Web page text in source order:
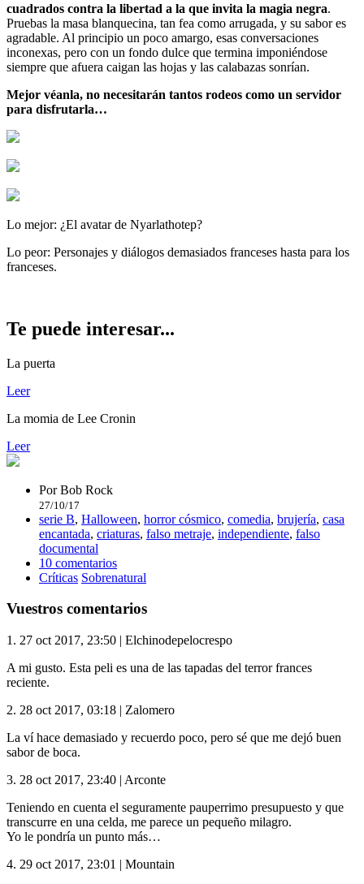
cuadrados contra la libertad a la que invita la magia negra.
Pruebas la masa blanquecina, tan fea como arrugada, y su sabor es
agradable. Al principio un poco amargo, esas conversaciones
inconexas, pero con un fondo dulce que termina imponiéndose
siempre que afuera caigan las hojas y las calabazas sonrían.
Mejor véanla, no necesitarán tantos rodeos como un servidor
para disfrutarla…
Lo mejor: ¿El avatar de Nyarlathotep?
Lo peor: Personajes y diálogos demasiados franceses hasta para los
franceses.
Te puede interesar...
La puerta
Leer
La momia de Lee Cronin
Leer
PorBob Rock
27/10/17
serie B, Halloween, horror cósmico, comedia, brujería, casa
encantada, criaturas, falso metraje, independiente, falso
documental
10 comentarios
Críticas Sobrenatural
Vuestros comentarios
1. 27 oct 2017, 23:50 | Elchinodepelocrespo
A mi gusto. Esta peli es una de las tapadas del terror frances
reciente.
2. 28 oct 2017, 03:18 | Zalomero
La ví hace demasiado y recuerdo poco, pero sé que me dejó buen
sabor de boca.
3. 28 oct 2017, 23:40 | Arconte
Teniendo en cuenta el seguramente pauperrimo presupuesto y que
transcurre en una celda, me parece un pequeño milagro.
Yo le pondría un punto más…
4. 29 oct 2017, 23:01 | Mountain